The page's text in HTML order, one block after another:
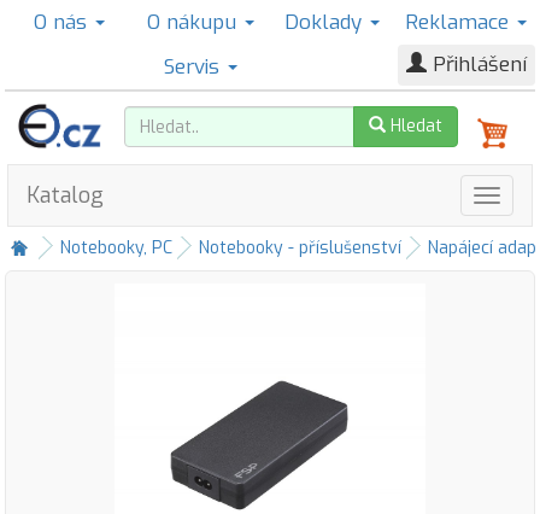
O nás O nákupu Doklady
Reklamace
Servis
Přihlášení
Hledat
Katalog
Notebooky, PC Notebooky - příslušenství Napájecí